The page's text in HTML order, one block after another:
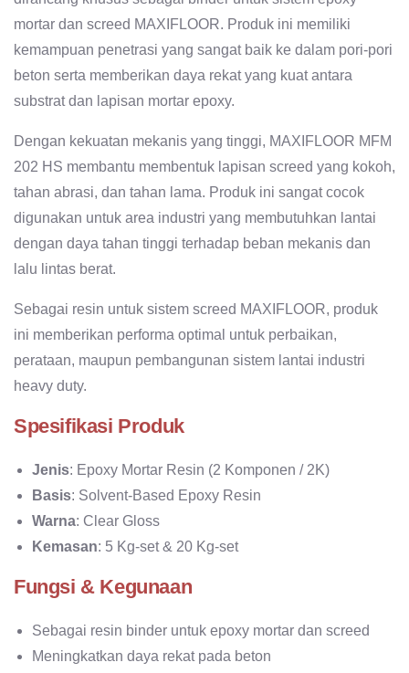
mortar dan screed MAXIFLOOR. Produk ini memiliki
kemampuan penetrasi yang sangat baik ke dalam pori-pori
beton serta memberikan daya rekat yang kuat antara
substrat dan lapisan mortar epoxy.
Dengan kekuatan mekanis yang tinggi, MAXIFLOOR MFM
202 HS membantu membentuk lapisan screed yang kokoh,
tahan abrasi, dan tahan lama. Produk ini sangat cocok
digunakan untuk area industri yang membutuhkan lantai
dengan daya tahan tinggi terhadap beban mekanis dan
lalu lintas berat.
Sebagai resin untuk sistem screed MAXIFLOOR, produk
ini memberikan performa optimal untuk perbaikan,
perataan, maupun pembangunan sistem lantai industri
heavy duty.
Spesifikasi Produk
Jenis: Epoxy Mortar Resin (2 Komponen / 2K)
Basis: Solvent-Based Epoxy Resin
Warna: Clear Gloss
Kemasan: 5 Kg-set & 20 Kg-set
Fungsi & Kegunaan
Sebagai resin binder untuk epoxy mortar dan screed
Meningkatkan daya rekat pada beton